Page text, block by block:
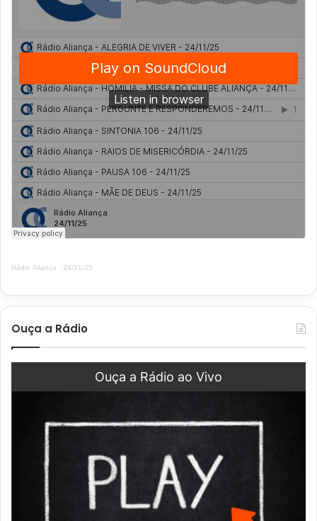
Rádio Aliança · 24/11/25
Ouça a Rádio
Ouça a Rádio ao Vivo